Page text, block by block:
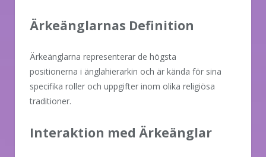
Ärkeänglarnas Definition
Ärkeänglarna representerar de högsta
positionerna i änglahierarkin och är kända för sina
specifika roller och uppgifter inom olika religiösa
traditioner.
Interaktion med Ärkeänglar